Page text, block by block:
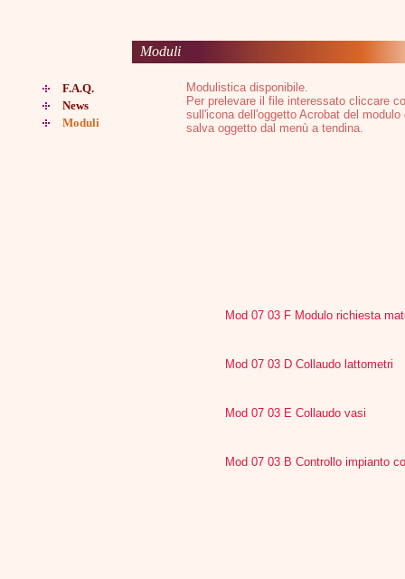
Moduli
F.A.Q.
News
Moduli
Modulistica disponibile.
Per prelevare il file interessato cliccare
sull'icona dell'oggetto Acrobat del
salva oggetto dal menù a tendina.
Mod 07 03 F Modulo richiesta
Mod 07 03 D Collaudo lattometri
Mod 07 03 E Collaudo vasi
Mod 07 03 B Controllo impianto